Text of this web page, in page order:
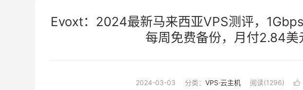
Evoxt：2024最新马来西亚VPS测评，
每周免费备份，月付2.84美
2024-03-03 分类： VPS·云主机 阅读(1296) 